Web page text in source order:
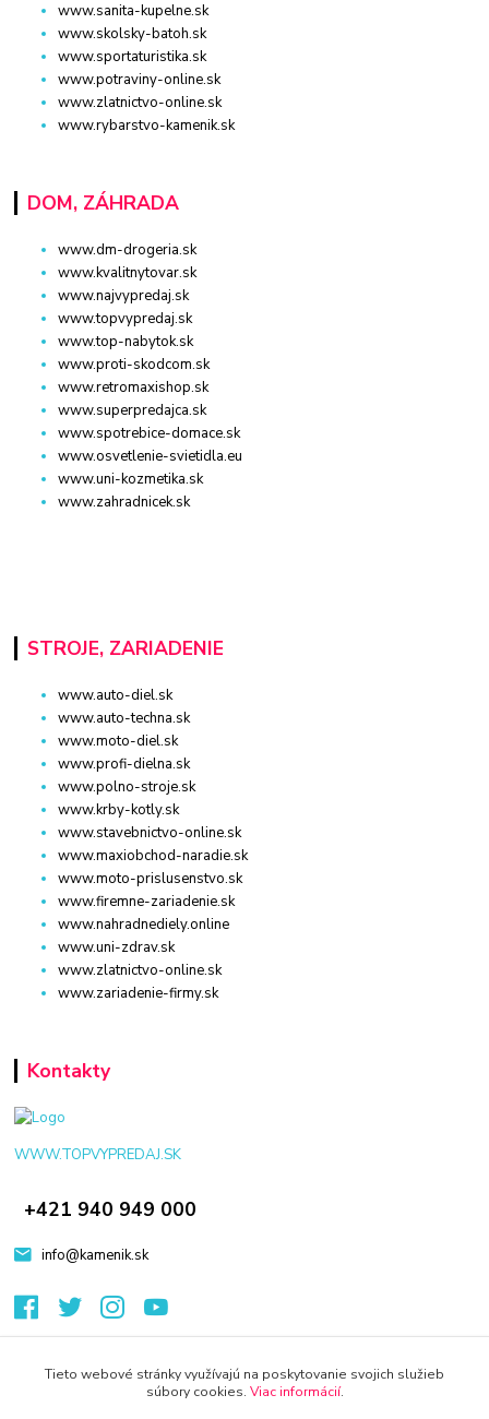
www.sanita-kupelne.sk
www.skolsky-batoh.sk
www.sportaturistika.sk
www.potraviny-online.sk
www.zlatnictvo-online.sk
www.rybarstvo-kamenik.sk
DOM, ZÁHRADA
www.dm-drogeria.sk
www.kvalitnytovar.sk
www.najvypredaj.sk
www.topvypredaj.sk
www.top-nabytok.sk
www.proti-skodcom.sk
www.retromaxishop.sk
www.superpredajca.sk
www.spotrebice-domace.sk
www.osvetlenie-svietidla.eu
www.uni-kozmetika.sk
www.zahradnicek.sk
STROJE, ZARIADENIE
www.auto-diel.sk
www.auto-techna.sk
www.moto-diel.sk
www.profi-dielna.sk
www.polno-stroje.sk
www.krby-kotly.sk
www.stavebnictvo-online.sk
www.maxiobchod-naradie.sk
www.moto-prislusenstvo.sk
www.firemne-zariadenie.sk
www.nahradnediely.online
www.uni-zdrav.sk
www.zlatnictvo-online.sk
www.zariadenie-firmy.sk
Kontakty
WWW.TOPVYPREDAJ.SK
+421 940 949 000
info@kamenik.sk
Tieto webové stránky využívajú na poskytovanie svojich služieb
súbory cookies. Viac informácií.